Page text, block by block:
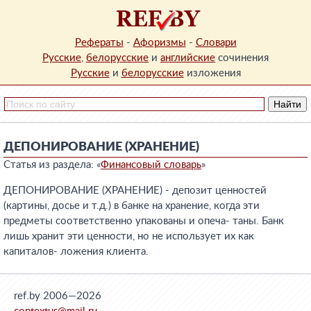
Рефераты - Афоризмы - Словари
Русские, белорусские и английские сочинения
Русскиеи белорусскиеизложения
ДЕПОНИРОВАНИЕ (ХРАНЕНИЕ)
Статья из раздела: «Финансовый словарь»
ДЕПОНИРОВАНИЕ (ХРАНЕНИЕ) - депозит ценностей
(картины, досье и т.д.) в банке на хранение, когда эти
предметы соответственно упакованы и опеча- таны. Банк
лишь хранит эти ценности, но не использует их как
капиталов- ложения клиента.
ref.by 2006—2026